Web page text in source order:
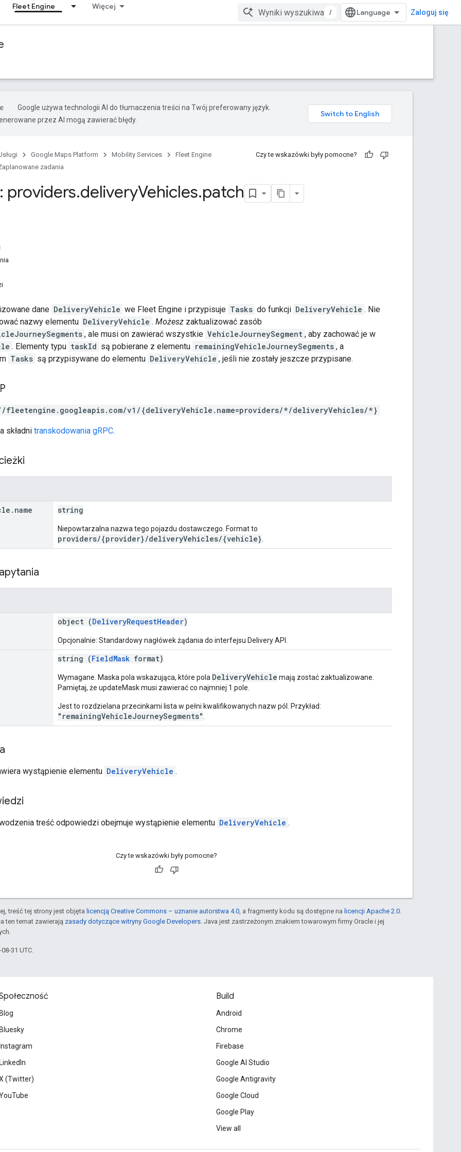
Fleet Engine Więcej
/ Zaloguj się
Google używa technologii AI do tłumaczenia treści na Twój preferowany język.
przez AI mogą zawierać błędy.
Google Maps Platform Mobility Services
Fleet Engine
zadania
Czy te wskazówki były pomocne?
providers.deliveryVehicles.patch
dane DeliveryVehicle we Fleet Engine i przypisuje Tasks do funkcji DeliveryVehicle . Nie
nazwy elementu DeliveryVehicle . Możesz zaktualizować zasób
, ale musi on zawierać wszystkie VehicleJourneySegment , aby zachować je w
. Elementy typu taskId są pobierane z elementu remainingVehicleJourneySegments , a
Tasks są przypisywane do elementu DeliveryVehicle , jeśli nie zostały jeszcze przypisane.
fleetengine.googleapis.com/v1/{deliveryVehicle.name=providers/*/deliveryVehicles/*}
składni transkodowania gRPC.
. name string
Niepowtarzalna nazwa tego pojazdu dostawczego. Format to
providers/{provider}/deliveryVehicles/{vehicle}
object (DeliveryRequestHeader)
Opcjonalnie: Standardowy nagłówek żądania do interfejsu Delivery API.
string (FieldMask format)
Wymagane. Maska pola wskazująca, które pola DeliveryVehicle mają zostać zaktualizowane.
Pamiętaj, że updateMask musi zawierać co najmniej 1 pole.
Jest to rozdzielana przecinkami lista w pełni kwalifikowanych nazw pól. Przykład:
"remainingVehicleJourneySegments"
wystąpienie elementu DeliveryVehicle .
treść odpowiedzi obejmuje wystąpienie elementu DeliveryVehicle .
Czy te wskazówki były pomocne?
treść tej strony jest objęta licencją Creative Commons – uznanie autorstwa 4.0 , a fragmenty kodu są dostępne na licencji Apache 2.0
ten temat zawierają zasady dotyczące witryny Google Developers . Java jest zastrzeżonym znakiem towarowym firmy Oracle i jej
31 UTC.
Blog
Bluesky
Instagram
LinkedIn
(Twitter)
Build
Android
Chrome
Firebase
Google AI Studio
Google Antigravity
Google Cloud
Google Play
View all